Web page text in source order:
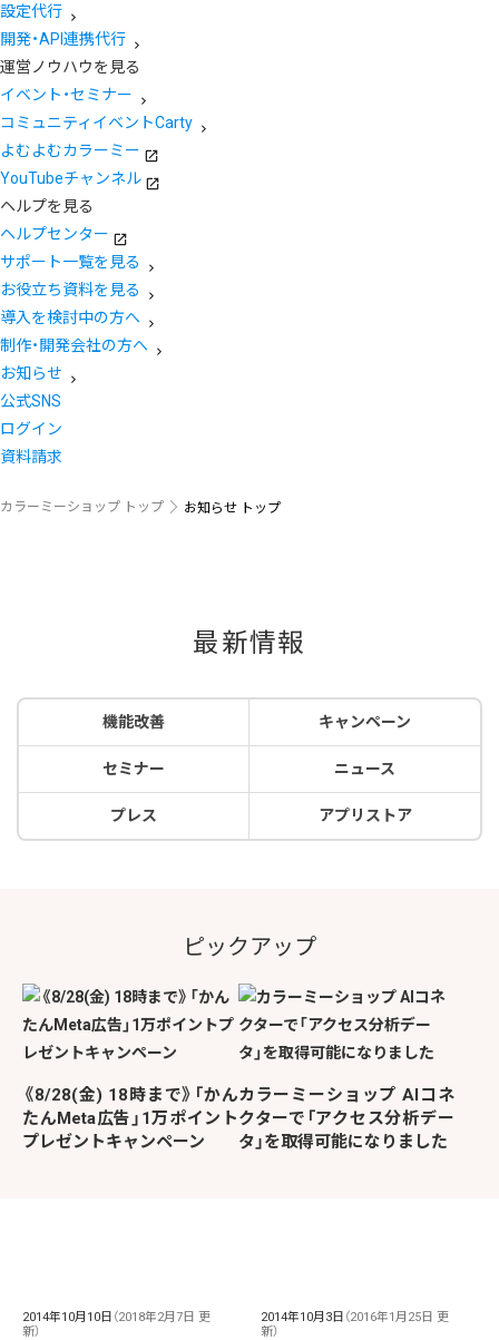
設定代行
開発・API連携代行
運営ノウハウを見る
イベント・セミナー
コミュニティイベントCarty
よむよむカラーミー
YouTubeチャンネル
ヘルプを見る
ヘルプセンター
サポート一覧を見る
お役立ち資料を見る
導入を検討中の方へ
制作・開発会社の方へ
お知らせ
公式SNS
ログイン
資料請求
カラーミーショップ トップ お知らせ トップ
最新情報
機能改善 キャンペーン
セミナー ニュース
プレス アプリストア
ピックアップ
《8/28(金) 18時まで》「かん
たんMeta広告」1万ポイント
プレゼントキャンペーン
カラーミーショップ AIコネ
クターで「アクセス分析デー
タ」を取得可能になりました
2014年10月10日 （2018年2月7日 更
新）
2014年10月3日 （2016年1月25日 更
新）